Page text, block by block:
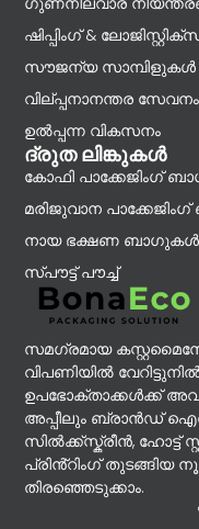
സമഗ്രമായ
വിപണിയിൽ
ഉപഭോക്താക്കൾക്ക്
അപ്പീലും ബ്രാൻഡ്
സിൽക്ക്സ്ക്രീൻ, ഹോട്ട്
പ്രിൻ്റിംഗ് തുടങ്ങിയ
തിരഞ്ഞെടുക്കാം.
ഷിപ്പിംഗ് &
സൗജന്യ സാമ്പിളുകൾ
വില്പ്പനാനന്തര സേവനം
ഉൽപ്പന്ന വികസനം
ദ്രുത ലിങ്കുകൾ
കോഫി പാക്കേജിംഗ്
മരിജുവാന
നായ ഭക്ഷണ ബാഗുകൾ
സ്പൗട്ട് പൗച്ച്